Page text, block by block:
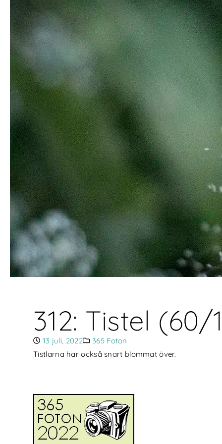
312: Tistel (60/
13 juli, 2022
365 Foton
Tistlarna har också snart blommat över.